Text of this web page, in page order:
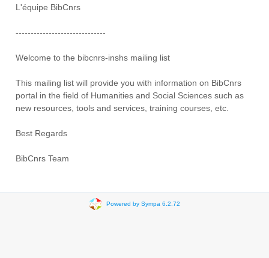
L'équipe BibCnrs
------------------------------
Welcome to the bibcnrs-inshs mailing list
This mailing list will provide you with information on BibCnrs
portal in the field of Humanities and Social Sciences such as
new resources, tools and services, training courses, etc.
Best Regards
BibCnrs Team
Powered by Sympa 6.2.72